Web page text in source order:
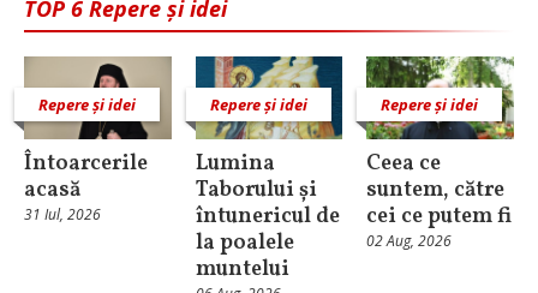
TOP 6 Repere și idei
Repere și idei
Întoarcerile
acasă
31 Iul, 2026
Repere și idei
Lumina
Taborului și
întunericul de
la poalele
muntelui
Repere și idei
Ceea ce
suntem, către
cei ce putem fi
02 Aug, 2026